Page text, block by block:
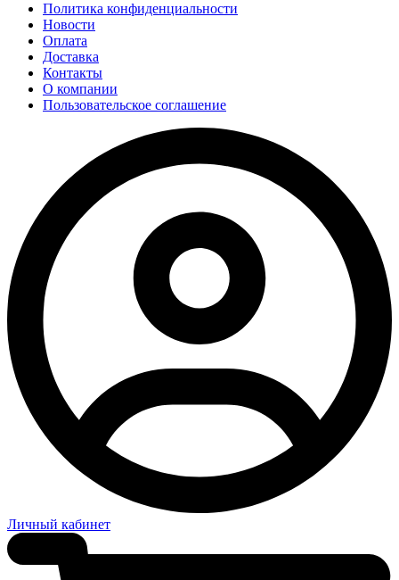
Политика конфиденциальности
Новости
Оплата
Доставка
Контакты
О компании
Пользовательское соглашение
Личный кабинет